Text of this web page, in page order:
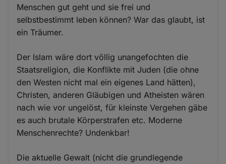
Menschen gut geht und sie frei und
selbstbestimmt leben können? War das glaubt, ist
ein Träumer.
Der Islam wäre dort völlig unangefochten die
Staatsreligion, die Konflikte mit Juden (die ohne
den Westen nicht mal ein eigenes Land hätten),
Christen, anderen Gläubigen und Atheisten wären
nach wie vor ungelöst, für kleinste Vergehen gäbe
es auch brutale Körperstrafen etc. Moderne
Menschenrechte? Undenkbar!
Die aktuelle Gewalt (nicht die grundlegende